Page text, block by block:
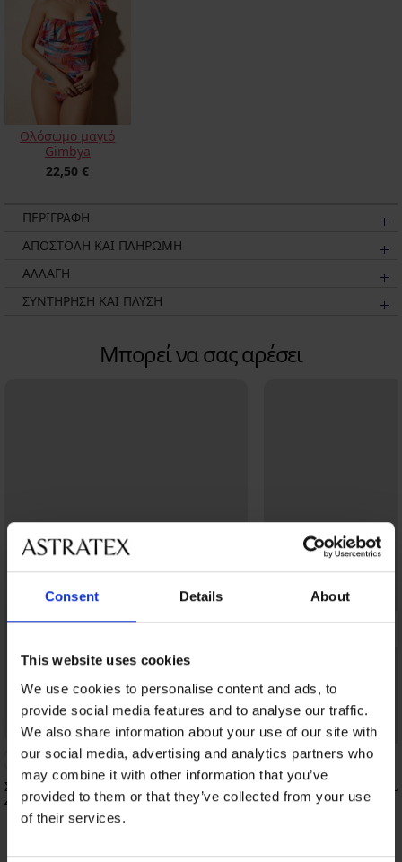
Consent Details About
This website uses cookies
We use cookies to personalise content and ads, to
provide social media features and to analyse our traffic.
We also share information about your use of our site with
our social media, advertising and analytics partners who
may combine it with other information that you’ve
provided to them or that they’ve collected from your use
of their services.
Ολόσωμο μαγιό
Gimbya
22,50 €
ΠΕΡΙΓΡΑΦΗ
ΑΠΟΣΤΟΛΗ ΚΑΙ ΠΛΗΡΩΜΗ
ΑΛΛΑΓΗ
ΣΥΝΤΗΡΗΣΗ ΚΑΙ ΠΛΥΣΗ
Μπορεί να σας αρέσει
Bestseller
5
Σουτιέν Spacer Delicate Flower
44,99 €
-25% ALL25
Σουτιέν Spacer
40,99 €